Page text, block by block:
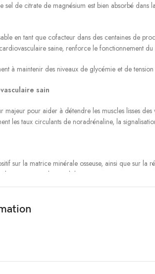
sel de citrate de magnésium est bien absorbé
en tant que cofacteur dans des centaines de
saine, renforce le fonctionnement
à maintenir des niveaux de glycémie et de
sain
majeur pour aider à détendre les muscles lisses
les taux circulants de noradrénaline, la
sur la matrice minérale osseuse, ainsi que sur
au maintien d\’os solides et sains.
profils lipidiques sériques, favorise une réponse